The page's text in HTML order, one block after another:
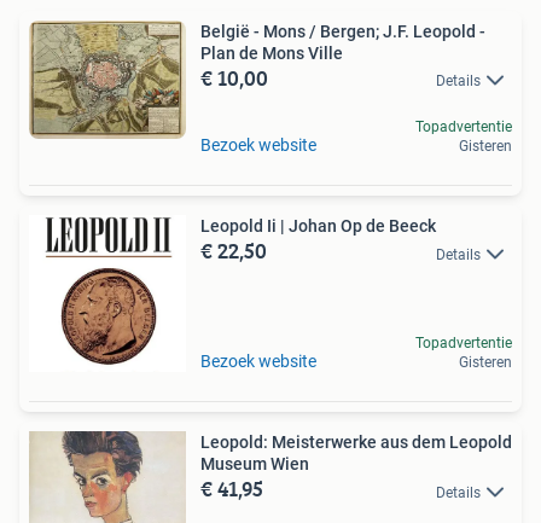
België - Mons / Bergen; J.F. Leopold -
Plan de Mons Ville
€ 10,00 Details
Bezoek website
Topadvertentie
Gisteren
Leopold Ii | Johan Op de Beeck
€ 22,50 Details
Bezoek website
Topadvertentie
Gisteren
Leopold: Meisterwerke aus dem Leopold
Museum Wien
€ 41,95 Details